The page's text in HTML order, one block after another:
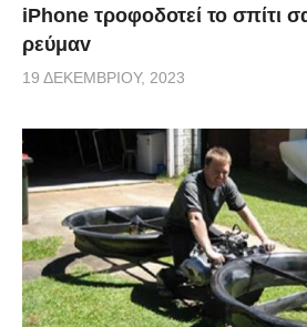
iPhone τροφοδοτεί το σπίτι
ρεύμαv
19 ΔΕΚΕΜΒΡΊΟΥ, 2023